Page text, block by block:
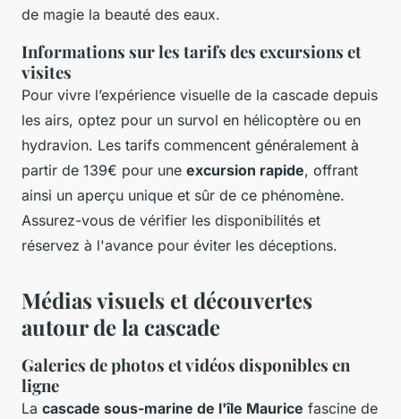
de magie la beauté des eaux.
Informations sur les tarifs des excursions et
visites
Pour vivre l’expérience visuelle de la cascade depuis
les airs, optez pour un survol en hélicoptère ou en
hydravion. Les tarifs commencent généralement à
partir de 139€ pour une excursion rapide, offrant
ainsi un aperçu unique et sûr de ce phénomène.
Assurez-vous de vérifier les disponibilités et
réservez à l'avance pour éviter les déceptions.
Médias visuels et découvertes
autour de la cascade
Galeries de photos et vidéos disponibles en
ligne
La cascade sous-marine de l'île Maurice fascine de